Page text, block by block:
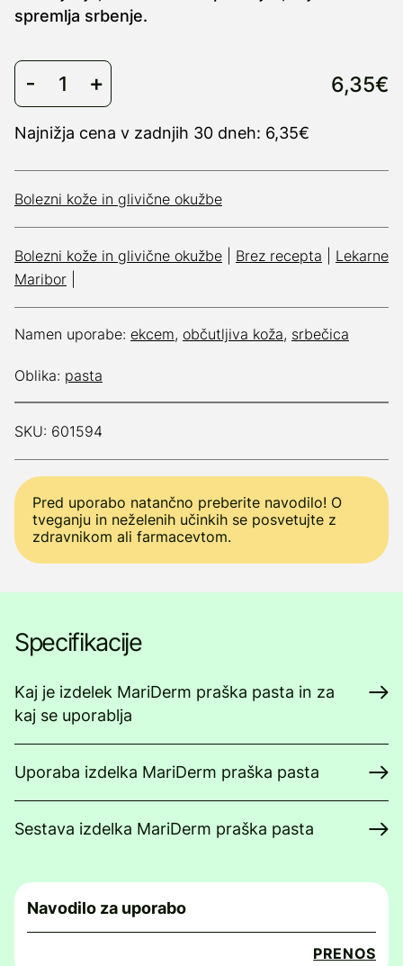
spremlja srbenje.
6,35€
Najnižja cena v zadnjih 30 dneh: 6,35€
Bolezni kože in glivične okužbe
Bolezni kože in glivične okužbe Brez recepta
Lekarne
Maribor
Namen uporabe: ekcem, občutljiva koža, srbečica
Oblika: pasta
SKU: 601594
Pred uporabo natančno preberite navodilo! O
tveganju in neželenih učinkih se posvetujte z
zdravnikom ali farmacevtom.
Specifikacije
Kaj je izdelek MariDerm praška pasta in za
kaj se uporablja
Uporaba izdelka MariDerm praška pasta
Sestava izdelka MariDerm praška pasta
Navodilo za uporabo
PRENOS